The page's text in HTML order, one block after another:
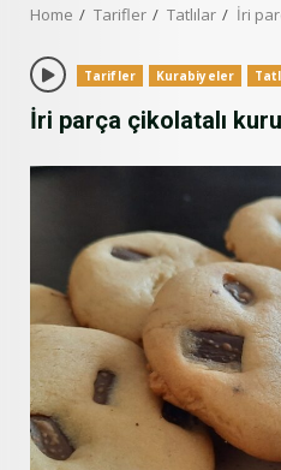
Home Tarifler Tatlılar İri
Tarifler Kurabiyeler
İri parça çikolatalı